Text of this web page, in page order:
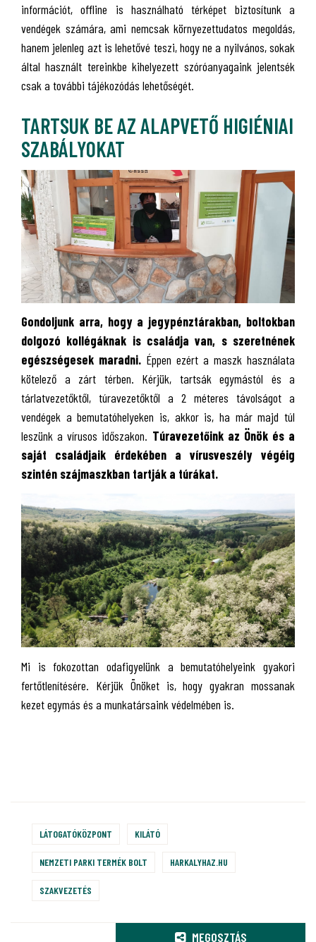
információt, offline is használható térképet biztosítunk a
vendégek számára, ami nemcsak környezettudatos megoldás,
hanem jelenleg azt is lehetővé teszi, hogy ne a nyilvános, sokak
által használt tereinkbe kihelyezett szóróanyagaink jelentsék
csak a további tájékozódás lehetőségét.
TARTSUK BE AZ ALAPVETŐ HIGIÉNIAI
SZABÁLYOKAT
Gondoljunk arra, hogy a jegypénztárakban, boltokban
dolgozó kollégáknak is családja van, s szeretnének
egészségesek maradni. Éppen ezért a maszk használata
kötelező a zárt térben. Kérjük, tartsák egymástól és a
tárlatvezetőktől, túravezetőktől a 2 méteres távolságot a
vendégek a bemutatóhelyeken is, akkor is, ha már majd túl
leszünk a vírusos időszakon. Túravezetőink az Önök és a
saját családjaik érdekében a vírusveszély végéig
szintén szájmaszkban tartják a túrákat.
Mi is fokozottan odafigyelünk a bemutatóhelyeink gyakori
fertőtlenítésére. Kérjük Önöket is, hogy gyakran mossanak
kezet egymás és a munkatársaink védelmében is.
LÁTOGATÓKÖZPONT KILÁTÓ
NEMZETI PARKI TERMÉK BOLT HARKALYHAZ.HU
SZAKVEZETÉS
MEGOSZTÁS